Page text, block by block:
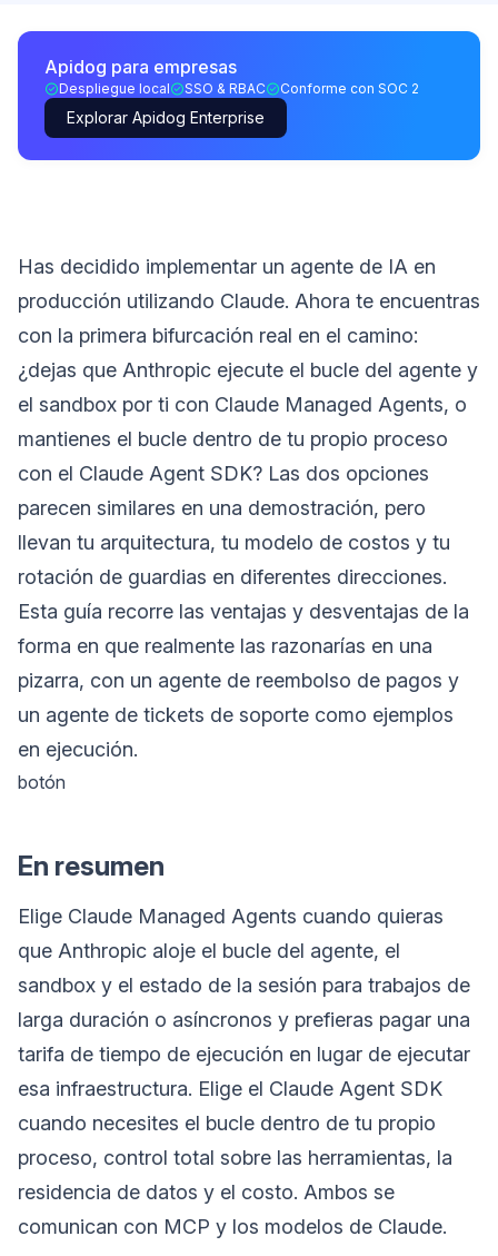
Apidog para empresas
Despliegue local SSO & RBAC Conforme con SOC 2
Explorar Apidog Enterprise
Has decidido implementar un agente de IA en
producción utilizando Claude. Ahora te encuentras
con la primera bifurcación real en el camino:
¿dejas que Anthropic ejecute el bucle del agente y
el sandbox por ti con Claude Managed Agents, o
mantienes el bucle dentro de tu propio proceso
con el Claude Agent SDK? Las dos opciones
parecen similares en una demostración, pero
llevan tu arquitectura, tu modelo de costos y tu
rotación de guardias en diferentes direcciones.
Esta guía recorre las ventajas y desventajas de la
forma en que realmente las razonarías en una
pizarra, con un agente de reembolso de pagos y
un agente de tickets de soporte como ejemplos
en ejecución.
botón
En resumen
Elige Claude Managed Agents cuando quieras
que Anthropic aloje el bucle del agente, el
sandbox y el estado de la sesión para trabajos de
larga duración o asíncronos y prefieras pagar una
tarifa de tiempo de ejecución en lugar de ejecutar
esa infraestructura. Elige el Claude Agent SDK
cuando necesites el bucle dentro de tu propio
proceso, control total sobre las herramientas, la
residencia de datos y el costo. Ambos se
comunican con MCP y los modelos de Claude.